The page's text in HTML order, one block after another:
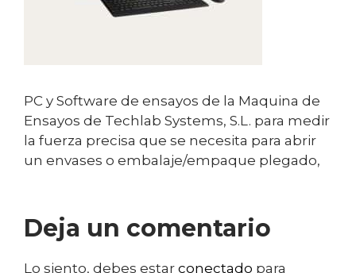
PC y Software de ensayos de la Maquina de
Ensayos de Techlab Systems, S.L. para medir
la fuerza precisa que se necesita para abrir
un envases o embalaje/empaque plegado,
Deja un comentario
Lo siento, debes estar conectado para